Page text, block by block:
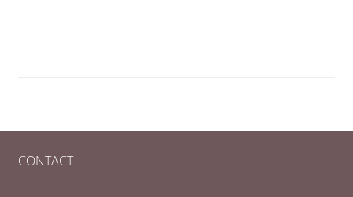
CONTACT